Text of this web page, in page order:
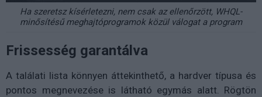
Ha szeretsz kísérletezni, nem csak az ellenőrzött, WHQL-
minősítésű meghajtóprogramok közül válogat a program
Frissesség garantálva
A találati lista könnyen áttekinthető, a hardver típusa és
pontos megnevezése is látható egymás alatt. Rögtön